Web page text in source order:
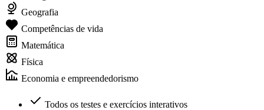
Geografia
Competências de vida
Matemática
Física
Economia e empreendedorismo
Todos os testes e exercícios interativos